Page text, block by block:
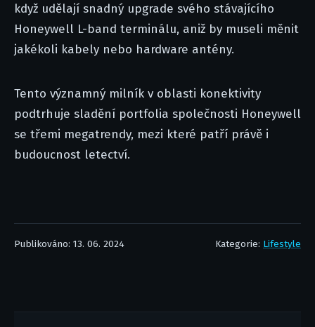
když udělají snadný upgrade svého stávajícího
Honeywell L-band terminálu, aniž by museli měnit
jakékoli kabely nebo hardware antény.
Tento významný milník v oblasti konektivity
podtrhuje sladění portfolia společnosti Honeywell
se třemi megatrendy, mezi které patří právě i
budoucnost letectví.
Publikováno: 13. 06. 2024 Kategorie: Lifestyle